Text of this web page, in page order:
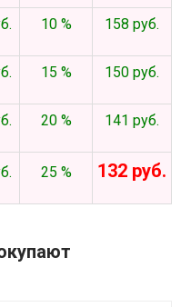
10 % 158 руб.
15 % 150 руб.
20 % 141 руб.
25 % 132 руб.